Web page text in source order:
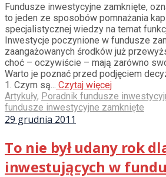
Fundusze inwestycyjne zamknięte,
to jeden ze sposobów pomnażania
specjalistycznej wiedzy na temat
Inwestycje poczynione w fundusze
zaangażowanych środków już
choć – oczywiście – mają zarówno
Warto je poznać przed podjęciem
1. Czym są... Czytaj więcej
Artykuły, Poradnik fundusze
fundusze inwestycyjne zamknięte
29 grudnia 2011
To nie był udany rok
inwestujących w